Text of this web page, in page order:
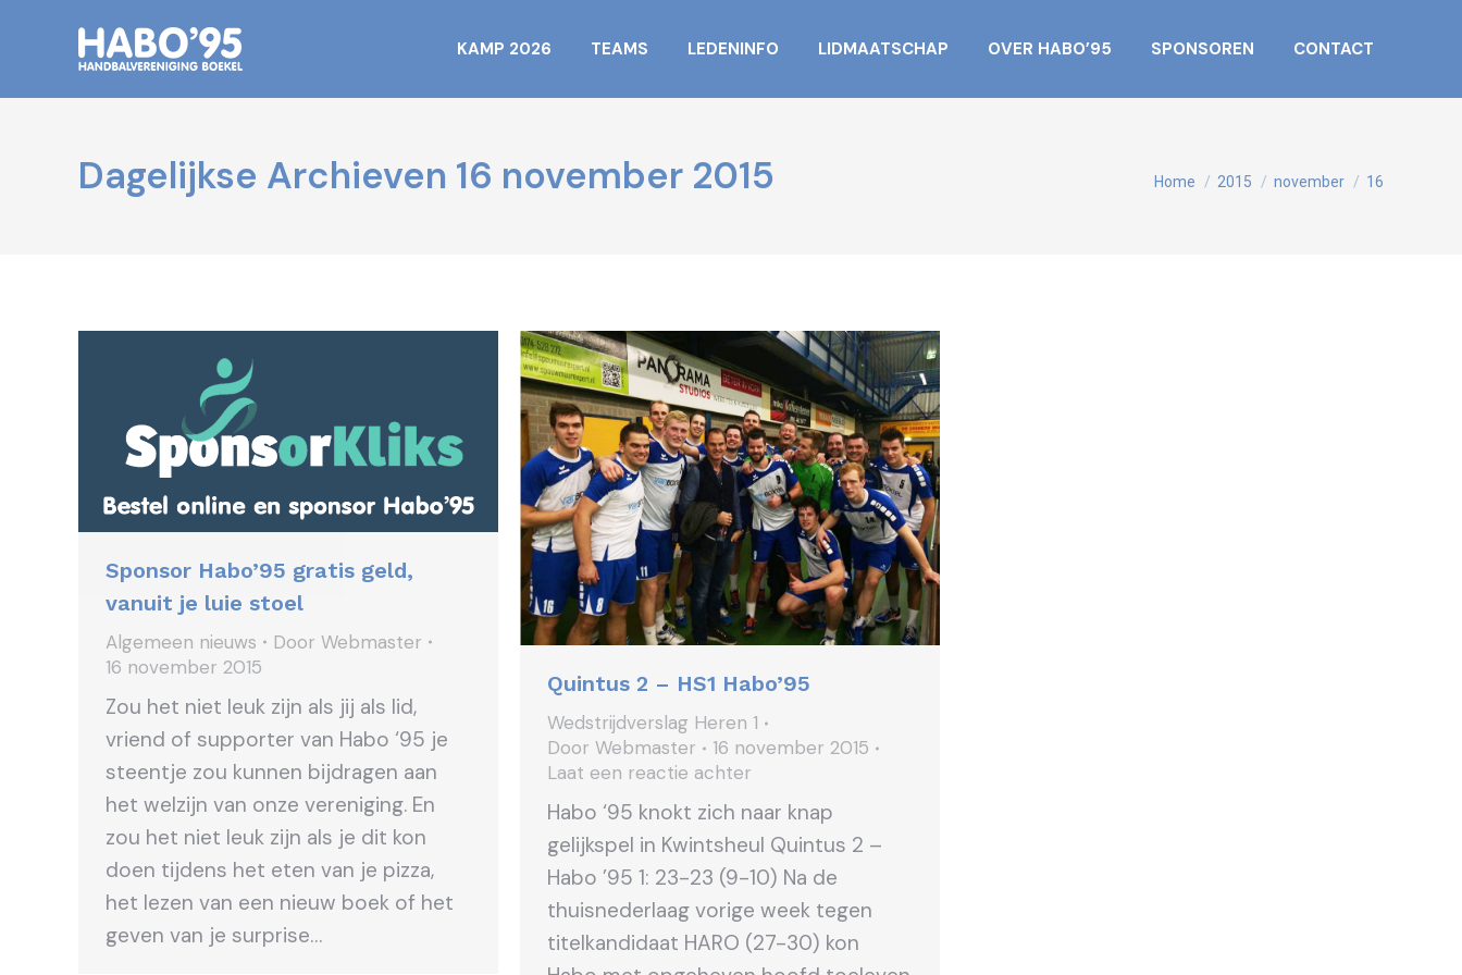
KAMP 2026 TEAMS LEDENINFO LIDMAATSCHAP OVER HABO’95 SPONSOREN CONTACT
Dagelijkse Archieven 16 november 2015 Je bent hier:
Home 2015 november 16
Sponsor Habo’95 gratis geld,
vanuit je luie stoel
Algemeen nieuws Door Webmaster
16 november 2015
Zou het niet leuk zijn als jij als lid,
vriend of supporter van Habo ‘95 je
steentje zou kunnen bijdragen aan
het welzijn van onze vereniging. En
zou het niet leuk zijn als je dit kon
doen tijdens het eten van je pizza,
het lezen van een nieuw boek of het
geven van je surprise…
Quintus 2 – HS1 Habo’95
Wedstrijdverslag Heren 1
Door Webmaster
16 november 2015
Laat een reactie achter
Habo ‘95 knokt zich naar knap
gelijkspel in Kwintsheul Quintus 2 –
Habo ’95 1: 23-23 (9-10) Na de
thuisnederlaag vorige week tegen
titelkandidaat HARO (27-30) kon